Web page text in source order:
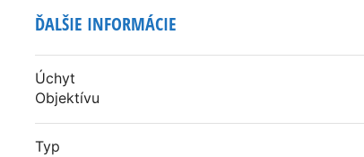
ĎALŠIE INFORMÁCIE
Úchyt
Objektívu
Typ